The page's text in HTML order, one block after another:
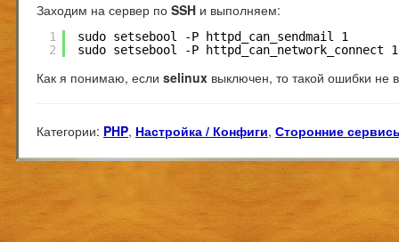
Заходим на сервер по SSH и выполняем:
1
2
sudo setsebool -P httpd_can_sendmail 1
sudo setsebool -P httpd_can_network_connect 1
Как я понимаю, если selinux выключен, то такой ошибки не
Категории: PHP, Настройка / Конфиги, Сторонние